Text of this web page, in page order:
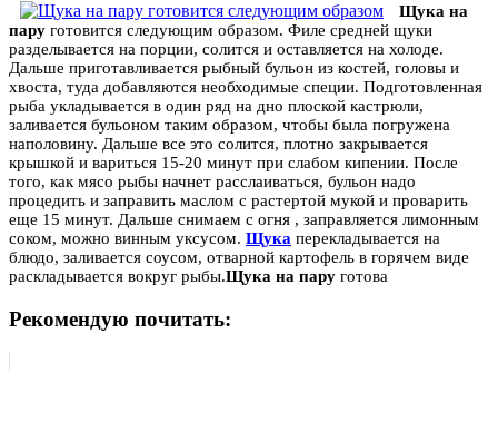
Щука на
пару готовится следующим образом. Филе средней щуки
разделывается на порции, солится и оставляется на холоде.
Дальше приготавливается рыбный бульон из костей, головы и
хвоста, туда добавляются необходимые специи. Подготовленная
рыба укладывается в один ряд на дно плоской кастрюли,
заливается бульоном таким образом, чтобы была погружена
наполовину. Дальше все это солится, плотно закрывается
крышкой и вариться 15-20 минут при слабом кипении. После
того, как мясо рыбы начнет расслаиваться, бульон надо
процедить и заправить маслом с растертой мукой и проварить
еще 15 минут. Дальше снимаем с огня , заправляется лимонным
соком, можно винным уксусом. Щука перекладывается на
блюдо, заливается соусом, отварной картофель в горячем виде
раскладывается вокруг рыбы.Щука на пару готова
Рекомендую почитать: